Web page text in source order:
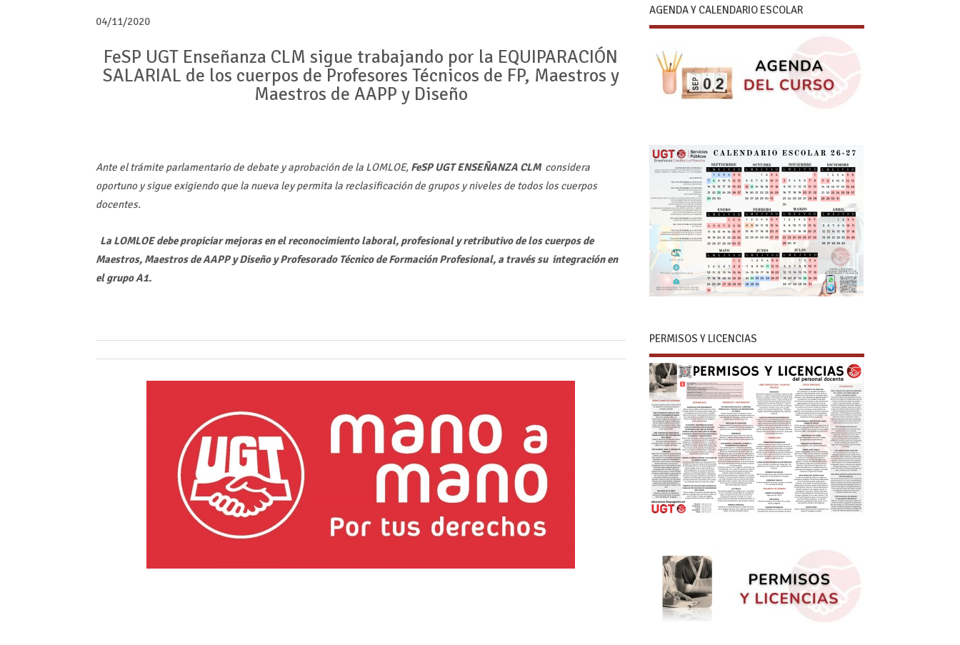
04/11/2020
FeSP UGT Enseñanza CLM sigue trabajando por la EQUIPARACIÓN
SALARIAL de los cuerpos de Profesores Técnicos de FP, Maestros y
Maestros de AAPP y Diseño
Ante el trámite parlamentario de debate y aprobación de la LOMLOE, FeSP UGT ENSEÑANZA CLMconsidera
oportuno y sigue exigiendo que la nueva ley permita la reclasificación de grupos y niveles de todos los cuerpos
docentes.
La LOMLOE debe propiciar mejoras en el reconocimiento laboral, profesional y retributivo de los cuerpos de
Maestros, Maestros de AAPP y Diseño y Profesorado Técnico de Formación Profesional, a través su integración en
el grupo A1.
AGENDA Y CALENDARIO ESCOLAR
PERMISOS Y LICENCIAS